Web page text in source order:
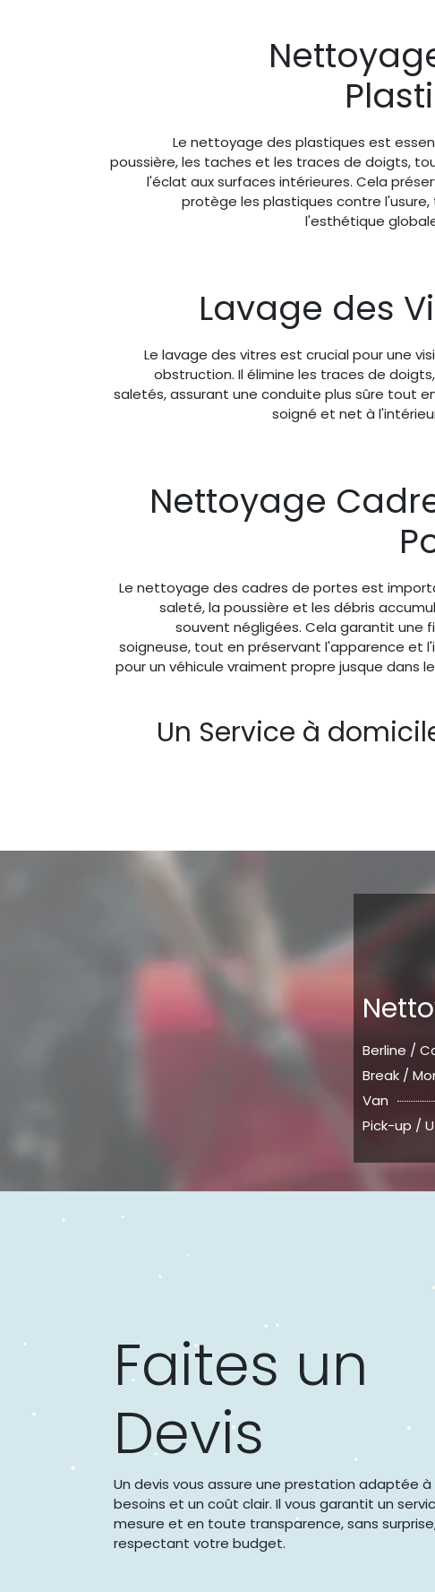
Le nettoyage des plastiques est
poussière, les taches et les traces de doigts,
l'éclat aux surfaces intérieures. Cela
protège les plastiques contre
l'esthétique
Lavage des
Le lavage des vitres est crucial pour une
obstruction. Il élimine les traces de
saletés, assurant une conduite plus sûre tout
soigné et net à
Nettoyage
Le nettoyage des cadres de portes est
saleté, la poussière et les débris
souvent négligées. Cela garantit une
soigneuse, tout en préservant l'apparence et
pour un véhicule vraiment propre jusque dans
Un Service à
Berline /
Break /
Van
Pick-up /
Faites un
Devis
Un devis vous assure une prestation adaptée à
besoins et un coût clair. Il vous garantit un
mesure et en toute transparence, sans
respectant votre budget.